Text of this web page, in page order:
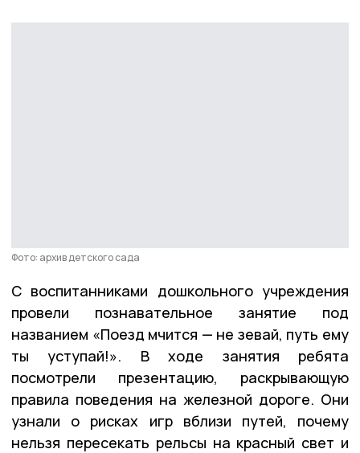
Фото: архив детского сада
С воспитанниками дошкольного учреждения
провели познавательное занятие под
названием «Поезд мчится — не зевай, путь ему
ты уступай!». В ходе занятия ребята
посмотрели презентацию, раскрывающую
правила поведения на железной дороге. Они
узнали о рисках игр вблизи путей, почему
нельзя пересекать рельсы на красный свет и